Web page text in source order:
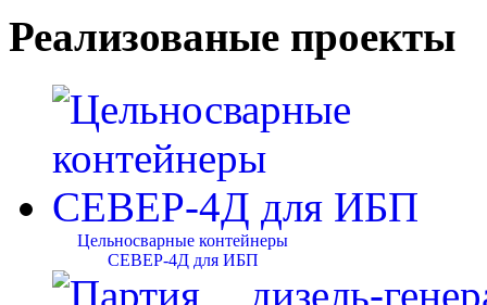
Реализованые проекты
Цельносварные контейнеры
СЕВЕР-4Д для ИБП